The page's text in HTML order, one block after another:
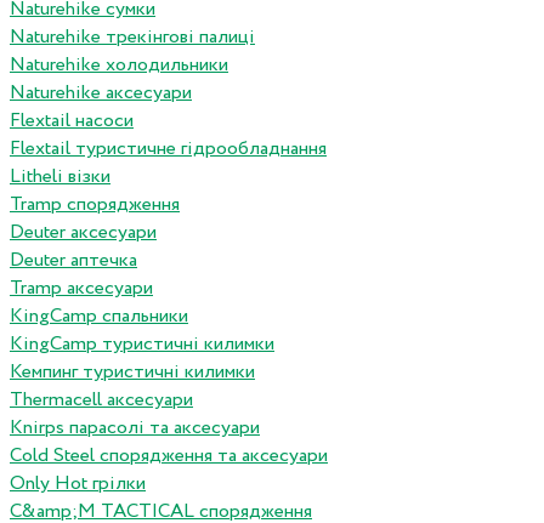
Naturehike сумки
Naturehike трекінгові палиці
Naturehike холодильники
Naturehike аксесуари
Flextail насоси
Flextail туристичне гідрообладнання
Litheli візки
Tramp спорядження
Deuter аксесуари
Deuter аптечка
Tramp аксесуари
KingCamp спальники
KingCamp туристичні килимки
Кемпинг туристичні килимки
Thermacell аксесуари
Knirps парасолі та аксесуари
Cold Steel спорядження та аксесуари
Only Hot грілки
C&amp;M TACTICAL спорядження